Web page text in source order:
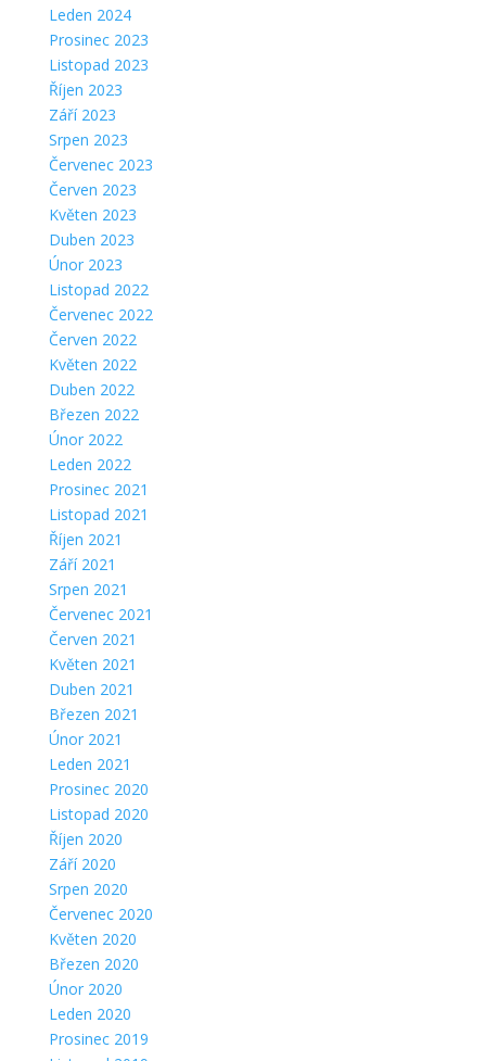
Leden 2024
Prosinec 2023
Listopad 2023
Říjen 2023
Září 2023
Srpen 2023
Červenec 2023
Červen 2023
Květen 2023
Duben 2023
Únor 2023
Listopad 2022
Červenec 2022
Červen 2022
Květen 2022
Duben 2022
Březen 2022
Únor 2022
Leden 2022
Prosinec 2021
Listopad 2021
Říjen 2021
Září 2021
Srpen 2021
Červenec 2021
Červen 2021
Květen 2021
Duben 2021
Březen 2021
Únor 2021
Leden 2021
Prosinec 2020
Listopad 2020
Říjen 2020
Září 2020
Srpen 2020
Červenec 2020
Květen 2020
Březen 2020
Únor 2020
Leden 2020
Prosinec 2019